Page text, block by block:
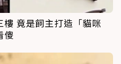
竟是飼主打造「貓咪
傻